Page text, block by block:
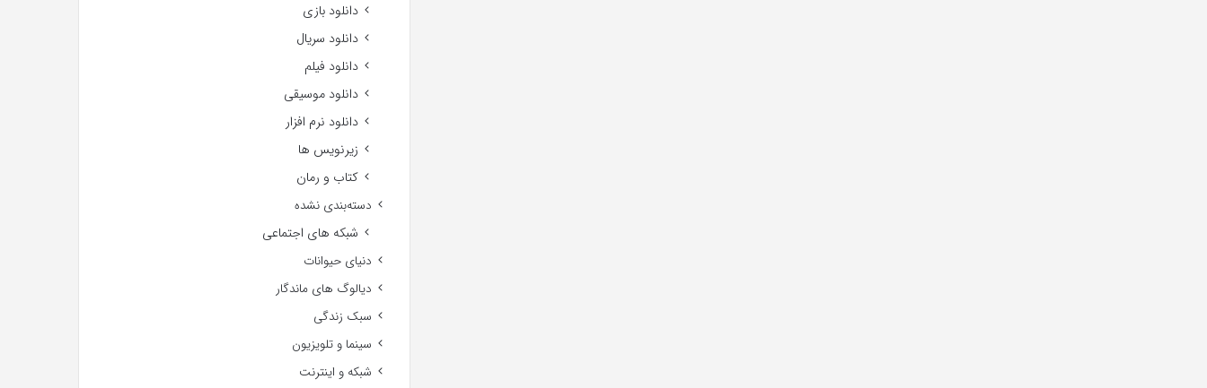
دانلود بازی
دانلود سریال
دانلود فیلم
دانلود موسیقی
دانلود نرم افزار
زیرنویس ها
کتاب و رمان
دسته‌بندی نشده
شبکه های اجتماعی
دنیای حیوانات
دیالوگ های ماندگار
سبک زندگی
سینما و تلویزیون
شبکه و اینترنت